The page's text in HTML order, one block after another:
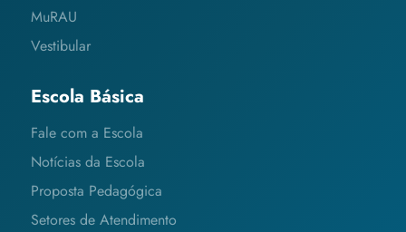
MuRAU
Vestibular
Escola Básica
Fale com a Escola
Notícias da Escola
Proposta Pedagógica
Setores de Atendimento